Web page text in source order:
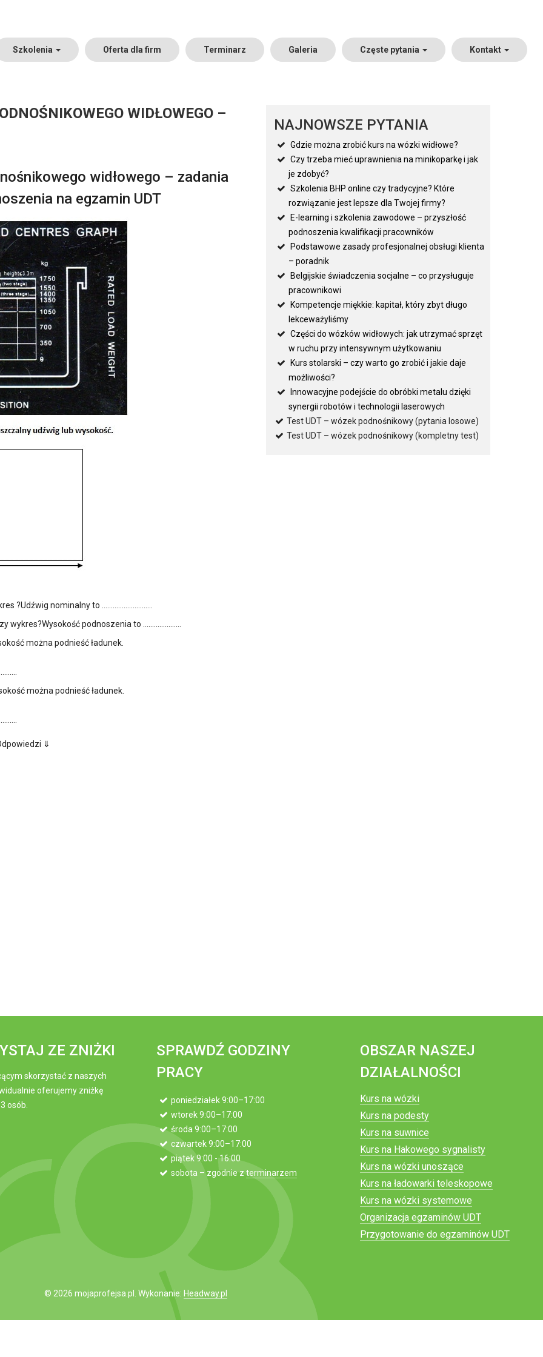
Szkolenia Oferta dla firm Terminarz Galeria Częste pytania Kontakt
WIDŁOWEGO –
widłowego – zadania
na egzamin UDT
?Udźwig nominalny to ……………………….
wykres?Wysokość podnoszenia to …………………
można podnieść ładunek.
można podnieść ładunek.
⇓
NAJNOWSZE PYTANIA
Gdzie można zrobić kurs na wózki widłowe?
Czy trzeba mieć uprawnienia na minikoparkę i jak
je zdobyć?
Szkolenia BHP online czy tradycyjne? Które
rozwiązanie jest lepsze dla Twojej firmy?
E-learning i szkolenia zawodowe – przyszłość
podnoszenia kwalifikacji pracowników
Podstawowe zasady profesjonalnej obsługi klienta
– poradnik
Belgijskie świadczenia socjalne – co przysługuje
pracownikowi
Kompetencje miękkie: kapitał, który zbyt długo
lekceważyliśmy
Części do wózków widłowych: jak utrzymać sprzęt
w ruchu przy intensywnym użytkowaniu
Kurs stolarski – czy warto go zrobić i jakie daje
możliwości?
Innowacyjne podejście do obróbki metalu dzięki
synergii robotów i technologii laserowych
Test UDT – wózek podnośnikowy (pytania losowe)
Test UDT – wózek podnośnikowy (kompletny test)
ZE ZNIŻKI
skorzystać z naszych
oferujemy zniżkę
osób.
SPRAWDŹ GODZINY
PRACY
poniedziałek 9:00–17:00
wtorek 9:00–17:00
środa 9:00–17:00
czwartek 9:00–17:00
piątek 9:00 - 16:00
sobota – zgodnie zterminarzem
OBSZAR NASZEJ
DZIAŁALNOŚCI
Kurs na wózki
Kurs na podesty
Kurs na suwnice
Kurs na Hakowego sygnalisty
Kurs na wózki unoszące
Kurs na ładowarki teleskopowe
Kurs na wózki systemowe
Organizacja egzaminów UDT
Przygotowanie do egzaminów UDT
© 2026 mojaprofejsa.pl. Wykonanie: Headway.pl